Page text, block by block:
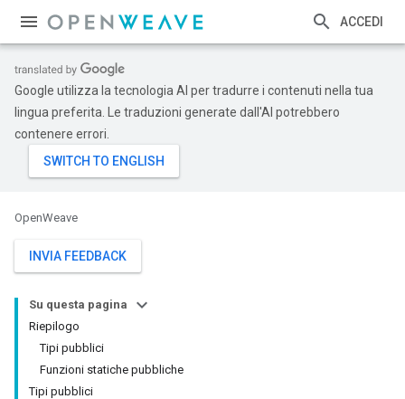
ACCEDI
Google utilizza la tecnologia AI per tradurre i contenuti nella tua
lingua preferita. Le traduzioni generate dall'AI potrebbero
contenere errori.
OpenWeave
INVIA FEEDBACK
Su questa pagina
Riepilogo
Tipi pubblici
Funzioni statiche pubbliche
Tipi pubblici